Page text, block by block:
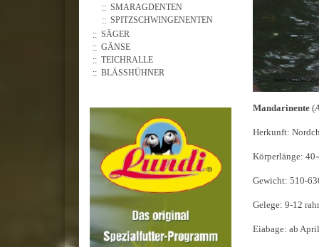
Mandarinente(
Herkunft:
Körperlänge :
Gewicht: 510-
Gelege: 9-12
Eiabage: ab April
SMARAGDENTEN
SPITZSCHWINGENENTEN
SÄGER
GÄNSE
TEICHRALLE
BLÄSSHÜHNER